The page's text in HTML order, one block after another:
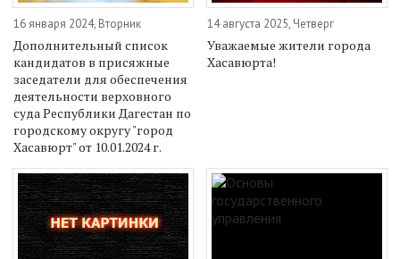
16 января 2024, Вторник
Дополнительный список
кандидатов в присяжные
заседатели для обеспечения
деятельности верховного
суда Республики Дагестан по
городскому округу "город
Хасавюрт" от 10.01.2024 г.
14 августа 2025, Четверг
Уважаемые жители города
Хасавюрта!